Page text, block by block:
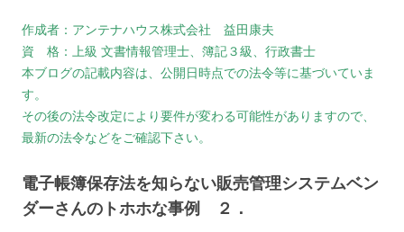
作成者：アンテナハウス株式会社 益田康夫
資 格：上級 文書情報管理士、簿記３級、行政書士
本ブログの記載内容は、公開日時点での法令等に基づいていま
す。
その後の法令改定により要件が変わる可能性がありますので、
最新の法令などをご確認下さい。
電子帳簿保存法を知らない販売管理システムベン
ダーさんのトホホな事例 ２．